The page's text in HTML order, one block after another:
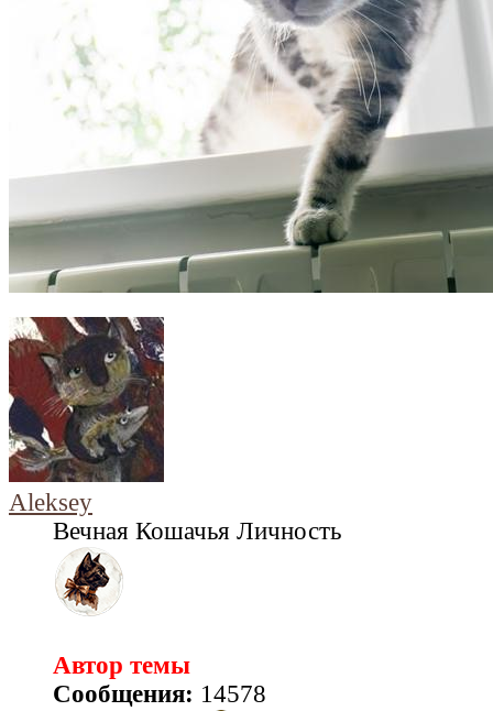
Aleksey
Вечная Кошачья Личность
Автор темы
Сообщения: 14578